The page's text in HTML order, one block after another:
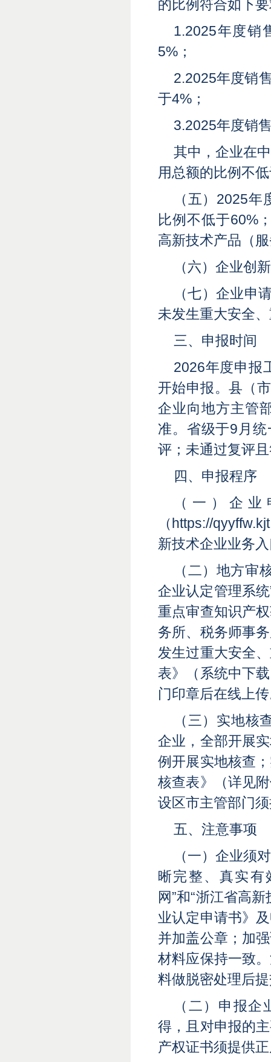
的比例符合如下
1.2025年度销
5%；
2.2025年度销
于4%；
3.2025年度销
其中，企业在
用总额的比例不
（五）2025
比例不低于60%
高新技术产品（
（六）企业创
（七）企业申
未发生重大安全
三、申报时间
2026年度申报
开始申报。县（
企业向地方主管
准。省级于9月
评；未通过复评
四、申报程序
（一）企
（https://
新技术企业业务
（二）地方审
企业认定管理系
重点审查知识产
务所、税务师事
发生过重大安全
表》（系统中下
门印章后在线上
（三）实地核
企业，全部开展
例开展实地核查
核查表》（详见
设区市主管部门
五、注意事项
（一）企业须
晰完整、真实有
网”和“浙江省高
业认定申请书》
并加盖公章；加
材料应保持一致
料做脱密处理后
（二）申报
得，且对申报的
产权证书须提供